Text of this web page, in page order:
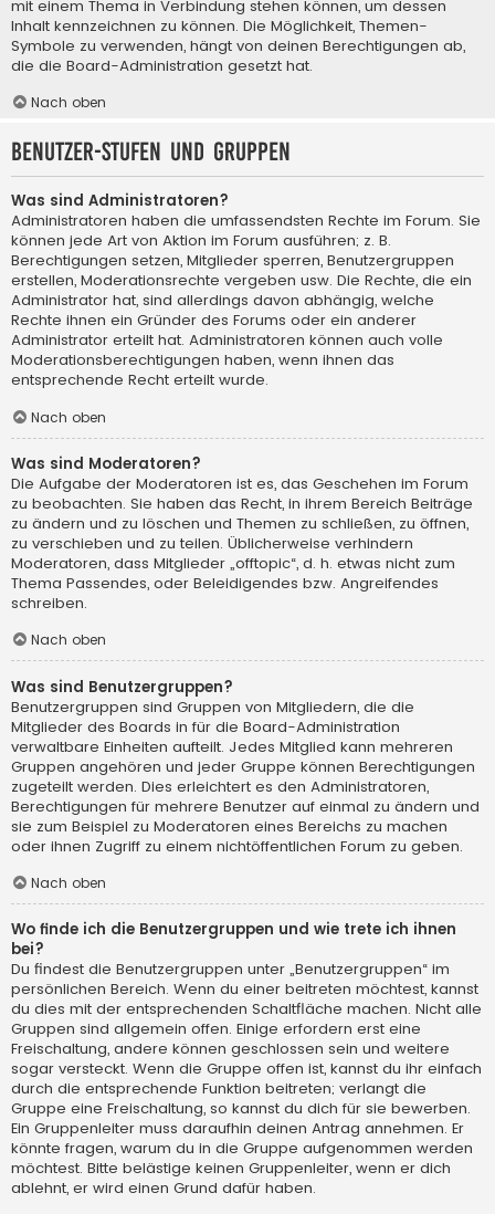
mit einem Thema in Verbindung stehen können, um dessen
Inhalt kennzeichnen zu können. Die Möglichkeit, Themen-
Symbole zu verwenden, hängt von deinen Berechtigungen ab,
die die Board-Administration gesetzt hat.
Nach oben
Benutzer-Stufen und Gruppen
Was sind Administratoren?
Administratoren haben die umfassendsten Rechte im Forum. Sie
können jede Art von Aktion im Forum ausführen; z. B.
Berechtigungen setzen, Mitglieder sperren, Benutzergruppen
erstellen, Moderationsrechte vergeben usw. Die Rechte, die ein
Administrator hat, sind allerdings davon abhängig, welche
Rechte ihnen ein Gründer des Forums oder ein anderer
Administrator erteilt hat. Administratoren können auch volle
Moderationsberechtigungen haben, wenn ihnen das
entsprechende Recht erteilt wurde.
Nach oben
Was sind Moderatoren?
Die Aufgabe der Moderatoren ist es, das Geschehen im Forum
zu beobachten. Sie haben das Recht, in ihrem Bereich Beiträge
zu ändern und zu löschen und Themen zu schließen, zu öffnen,
zu verschieben und zu teilen. Üblicherweise verhindern
Moderatoren, dass Mitglieder „offtopic“, d. h. etwas nicht zum
Thema Passendes, oder Beleidigendes bzw. Angreifendes
schreiben.
Nach oben
Was sind Benutzergruppen?
Benutzergruppen sind Gruppen von Mitgliedern, die die
Mitglieder des Boards in für die Board-Administration
verwaltbare Einheiten aufteilt. Jedes Mitglied kann mehreren
Gruppen angehören und jeder Gruppe können Berechtigungen
zugeteilt werden. Dies erleichtert es den Administratoren,
Berechtigungen für mehrere Benutzer auf einmal zu ändern und
sie zum Beispiel zu Moderatoren eines Bereichs zu machen
oder ihnen Zugriff zu einem nichtöffentlichen Forum zu geben.
Nach oben
Wo finde ich die Benutzergruppen und wie trete ich ihnen
bei?
Du findest die Benutzergruppen unter „Benutzergruppen“ im
persönlichen Bereich. Wenn du einer beitreten möchtest, kannst
du dies mit der entsprechenden Schaltfläche machen. Nicht alle
Gruppen sind allgemein offen. Einige erfordern erst eine
Freischaltung, andere können geschlossen sein und weitere
sogar versteckt. Wenn die Gruppe offen ist, kannst du ihr einfach
durch die entsprechende Funktion beitreten; verlangt die
Gruppe eine Freischaltung, so kannst du dich für sie bewerben.
Ein Gruppenleiter muss daraufhin deinen Antrag annehmen. Er
könnte fragen, warum du in die Gruppe aufgenommen werden
möchtest. Bitte belästige keinen Gruppenleiter, wenn er dich
ablehnt, er wird einen Grund dafür haben.